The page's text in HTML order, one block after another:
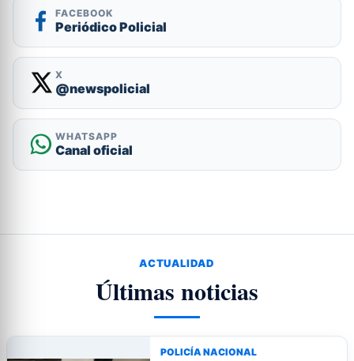
FACEBOOK
Periódico Policial
X
@newspolicial
WHATSAPP
Canal oficial
ACTUALIDAD
Últimas noticias
POLICÍA NACIONAL